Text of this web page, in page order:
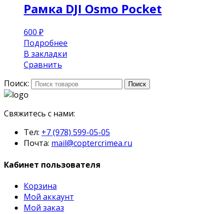
Рамка DJI Osmo Pocket
600 ₽
Подробнее
В закладки
Сравнить
Поиск:
Поиск
Свяжитесь с нами:
Тел: +7 (978) 599-05-05
Почта: mail@coptercrimea.ru
Кабинет пользователя
Корзина
Мой аккаунт
Мой заказ